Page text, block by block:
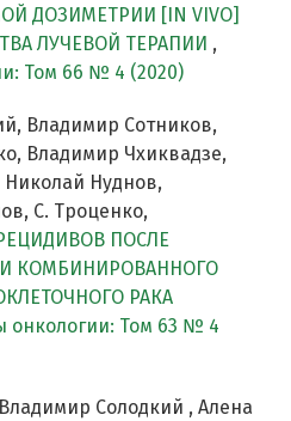
ДОЗИМЕТРИИ [IN VIVO]
ЛУЧЕВОЙ ТЕРАПИИ ,
Том 66 № 4 (2020)
Владимир Сотников,
Владимир Чхиквадзе,
Нуднов,
С. Троценко,
ПОСЛЕ
КОМБИНИРОВАННОГО
РАКА
онкологии: Том 63 № 4
Солодкий , Алена